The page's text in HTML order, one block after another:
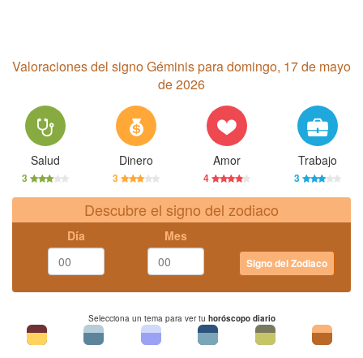
Valoraciones del signo Géminis para domingo, 17 de mayo
de 2026
Salud
3
Dinero
3
Amor
4
Trabajo
3
Descubre el signo del zodiaco
Día Mes
Signo del Zodiaco
Selecciona un tema para ver tu horóscopo diario